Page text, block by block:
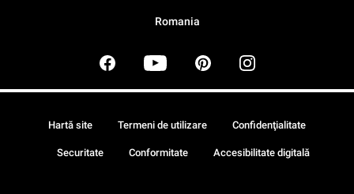
Romania
Hartă site Termeni de utilizare Confidenţialitate
Securitate Conformitate Accesibilitate digitală